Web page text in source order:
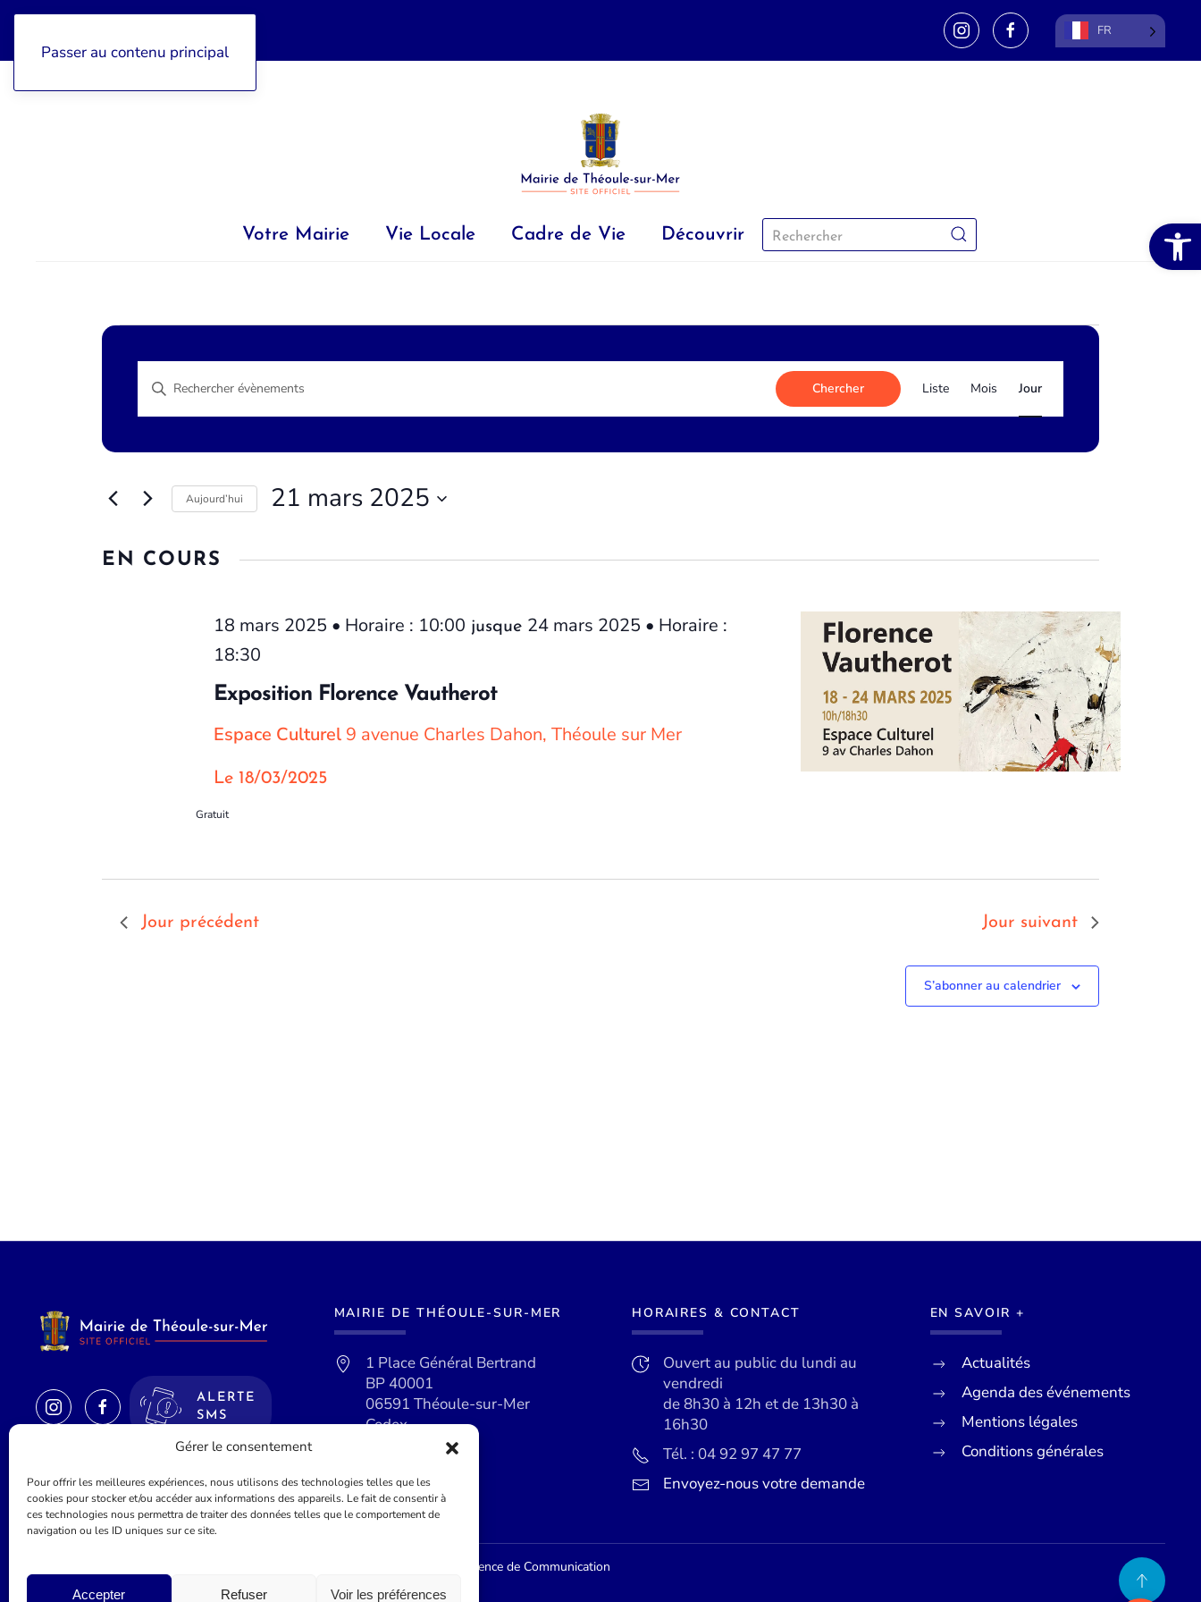
Ouvrir
Gérer le consentement
Pour offrir les meilleures expériences, nous utilisons des technologies telles que les
cookies pour stocker et/ou accéder aux informations des appareils. Le fait de consentir à
ces technologies nous permettra de traiter des données telles que le comportement de
navigation ou les ID uniques sur ce site.
Accepter Refuser Voir les préférences
Passer au contenu principal
FR
Votre Mairie Vie Locale Cadre de Vie Découvrir
Évènements
2025
Recherche
et
navigation
de
Évènements
Saisir
mot-
clé.
mot-
Chercher
Navigation
de
vues
Liste Mois Jour
Aujourd’hui 21 mars 2025
date.
EN COURS
Exposition Florence Vautherot
18 mars 2025 • Horaire : 10:00 jusque 24 mars 2025 • Horaire :
18:30
Espace Culturel 9 avenue Charles Dahon, Théoule sur Mer
Le 18/03/2025
Gratuit
Jour précédent Jour suivant
S’abonner au calendrier
ALERTE
SMS
MAIRIE DE THÉOULE-SUR-MER
1 Place Général Bertrand
BP 40001
06591 Théoule-sur-Mer
Cedex
HORAIRES & CONTACT
Ouvert au public du lundi au
vendredi
de 8h30 à 12h et de 13h30 à
16h30
Tél. : 04 92 97 47 77
Envoyez-nous votre demande
EN SAVOIR +
Actualités
Agenda des événements
Mentions légales
Conditions générales
Lueur Externe, Agence de Communication